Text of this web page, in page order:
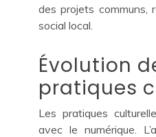
des projets communs,
social local.
Évolution
pratiques
Les pratiques
avec le numérique.